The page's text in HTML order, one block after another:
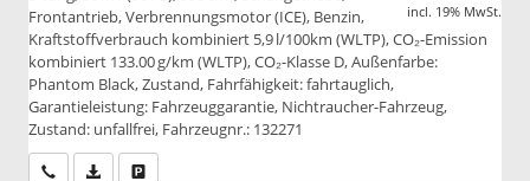
incl. 19% MwSt.
Frontantrieb, Verbrennungsmotor (ICE), Benzin,
Kraftstoffverbrauch kombiniert 5,9 l/100km (WLTP), CO₂-Emission
kombiniert 133.00 g/km (WLTP), CO₂-Klasse D, Außenfarbe:
Phantom Black, Zustand, Fahrfähigkeit: fahrtauglich,
Garantieleistung: Fahrzeuggarantie, Nichtraucher-Fahrzeug,
Zustand: unfallfrei, Fahrzeugnr.: 132271
Wir rufen Sie anPDF-Datei, Fahrzeugexposé drucken